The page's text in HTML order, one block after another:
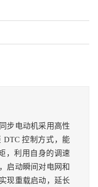
步电动机采用高性
DTC控制方式，能
，利用自身的调速
启动瞬间对电网和
现重载启动，延长